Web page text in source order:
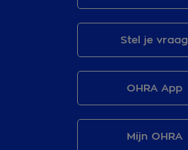
Stel je vraag
OHRA App
Mijn OHRA